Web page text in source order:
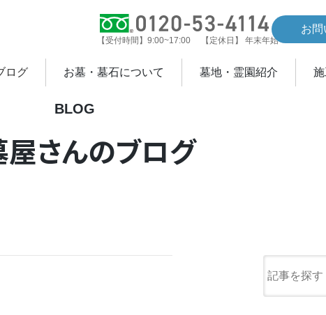
【受付時間】9:00~17:00 【定休日】 年末年始
お問
ログ お墓・墓石について 墓地・霊園紹介
BLOG
屋さんのブログ